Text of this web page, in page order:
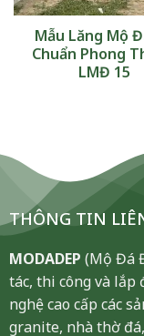
Mẫu Lăng Mộ
Chuẩn Phong
LMĐ 15
THÔNG TIN
MODADEP (Mộ Đá
tác, thi công và lắp
nghệ cao cấp các
granite, nhà thờ